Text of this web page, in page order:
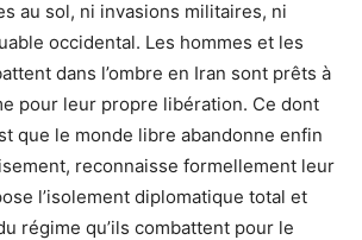
au sol, ni invasions militaires, ni
occidental. Les hommes et les
dans l’ombre en Iran sont prêts à
pour leur propre libération. Ce dont
que le monde libre abandonne enfin
reconnaisse formellement leur
l’isolement diplomatique total et
régime qu’ils combattent pour le